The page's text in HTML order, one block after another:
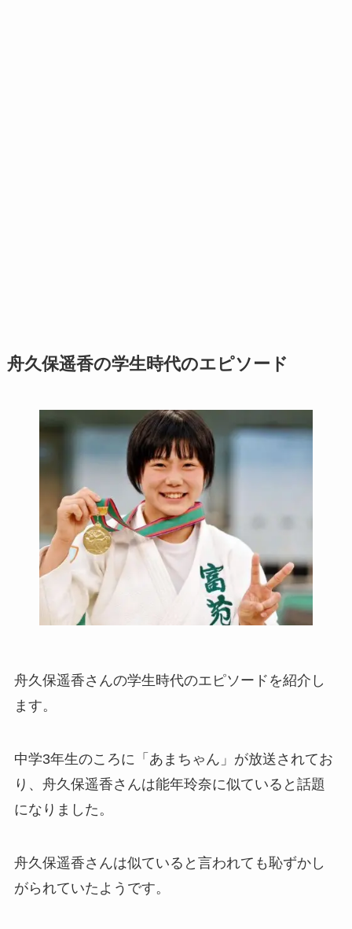
舟久保遥香の学生時代のエピソード
舟久保遥香さんの学生時代のエピソードを紹介し
ます。
中学3年生のころに「あまちゃん」が放送されてお
り、舟久保遥香さんは能年玲奈に似ていると話題
になりました。
舟久保遥香さんは似ていると言われても恥ずかし
がられていたようです。